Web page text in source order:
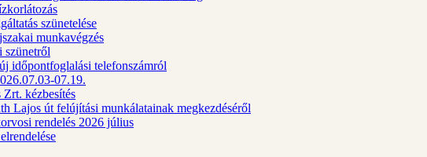
szünetelése
munkavégzés
szünetről
időpontfoglalási telefonszámról
07.19.
kézbesítés
Lajos út felújítási munkálatainak megkezdéséről
rendelés 2026 július